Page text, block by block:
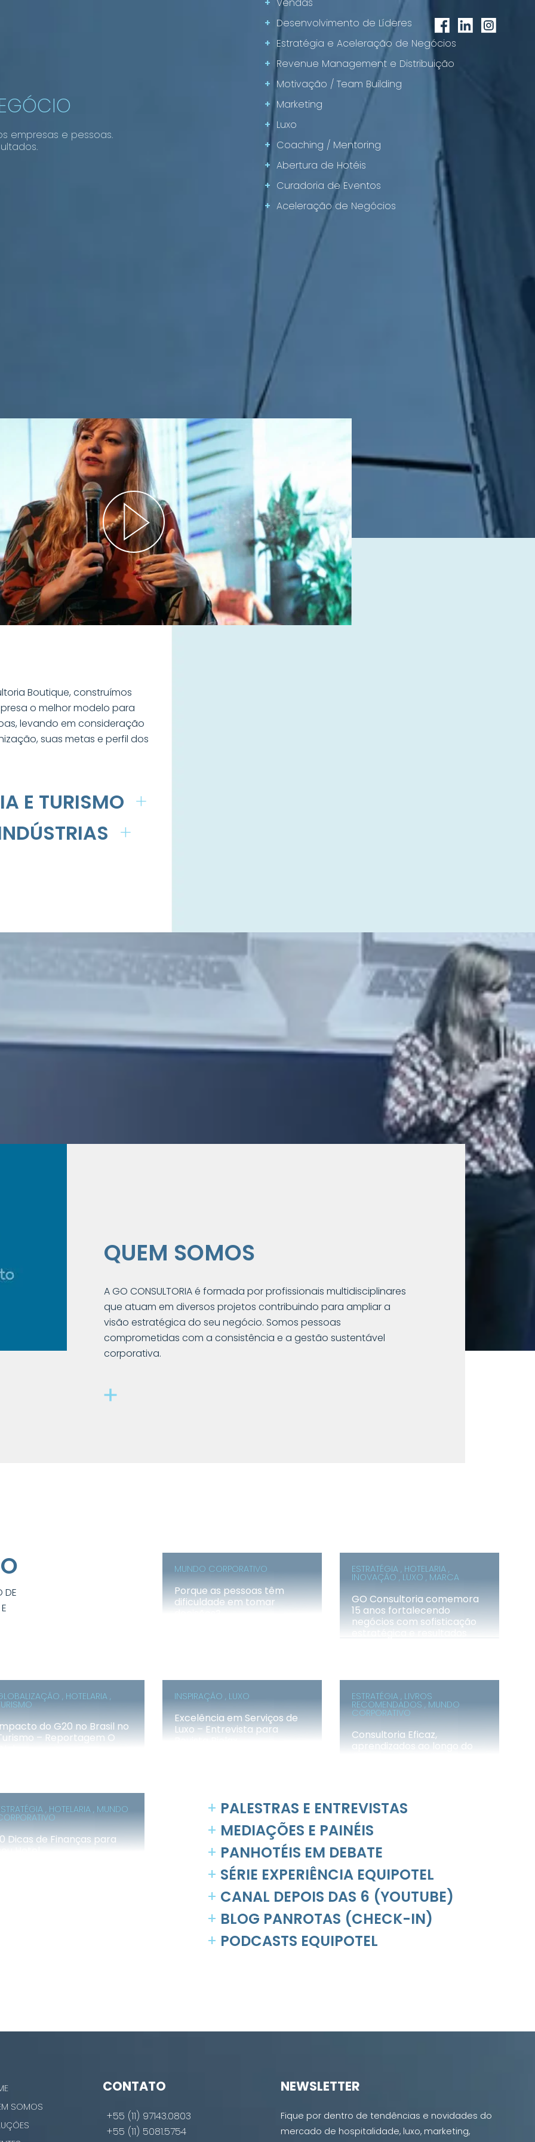
empresas e pessoas.
+ Desenvolvimento de Líderes
+ Estratégia e Aceleração de Negócios
+ Revenue Management e Distribuição
+ Motivação / Team Building
+ Marketing
+ Luxo
+ Coaching / Mentoring
+ Abertura de Hotéis
+ Curadoria de Eventos
+ Aceleração de Negócios
Boutique, construímos
o melhor modelo para
levando em consideração
suas metas e perfil dos
E TURISMO +
+
QUEM SOMOS
A GO CONSULTORIA é formada por profissionais multidisciplinares
que atuam em diversos projetos contribuindo para ampliar a
visão estratégica do seu negócio. Somos pessoas
comprometidas com a consistência e a gestão sustentável
corporativa.
DE
MUNDO CORPORATIVO
Porque as pessoas têm
dificuldade em tomar
ESTRATÉGIA , HOTELARIA ,
INOVAÇÃO , LUXO , MARCA
GO Consultoria comemora
15 anos fortalecendo
negócios com sofisticação
estratégica e resultados
, HOTELARIA ,
do G20 no Brasil no
– Reportagem O
INSPIRAÇÃO , LUXO
Excelência em Serviços de
Luxo – Entrevista para
ESTRATÉGIA , LIVROS
RECOMENDADOS , MUNDO
CORPORATIVO
Consultoria Eficaz,
aprendizados ao longo do
, HOTELARIA , MUNDO
Dicas de Finanças para
+ PALESTRAS E ENTREVISTAS
+ MEDIAÇÕES E PAINÉIS
+ PANHOTÉIS EM DEBATE
+ SÉRIE EXPERIÊNCIA EQUIPOTEL
+ CANAL DEPOIS DAS 6 (YOUTUBE)
+ BLOG PANROTAS (CHECK-IN)
+ PODCASTS EQUIPOTEL
SOMOS
CONTATO
+55 (11) 97143.0803
+55 (11) 5081.5754
NEWSLETTER
Fique por dentro de tendências e novidades do
mercado de hospitalidade, luxo, marketing,